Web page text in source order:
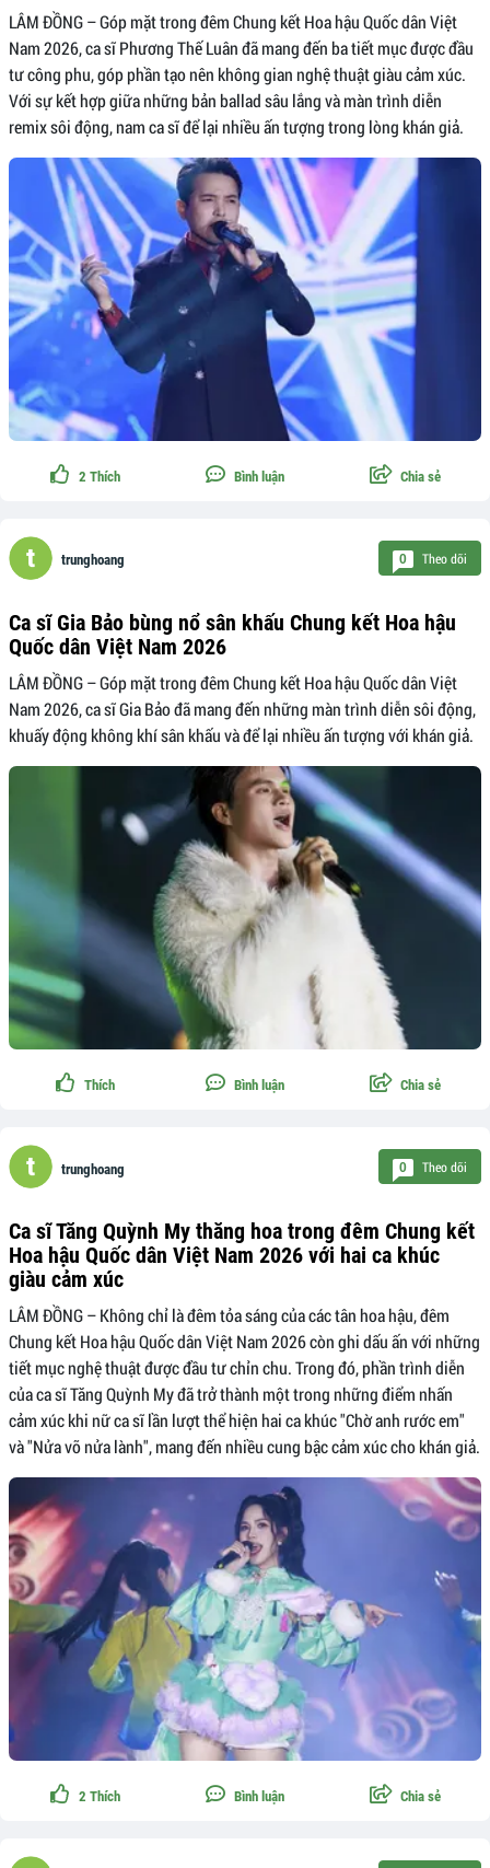
LÂM ĐỒNG – Góp mặt trong đêm Chung kết Hoa hậu Quốc dân Việt
Nam 2026, ca sĩ Phương Thế Luân đã mang đến ba tiết mục được đầu
tư công phu, góp phần tạo nên không gian nghệ thuật giàu cảm xúc.
Với sự kết hợp giữa những bản ballad sâu lắng và màn trình diễn
remix sôi động, nam ca sĩ để lại nhiều ấn tượng trong lòng khán giả.
2 Thích Bình luận Chia sẻ
trunghoang 0 Theo dõi
Ca sĩ Gia Bảo bùng nổ sân khấu Chung kết Hoa hậu
Quốc dân Việt Nam 2026
LÂM ĐỒNG – Góp mặt trong đêm Chung kết Hoa hậu Quốc dân Việt
Nam 2026, ca sĩ Gia Bảo đã mang đến những màn trình diễn sôi động,
khuấy động không khí sân khấu và để lại nhiều ấn tượng với khán giả.
Thích Bình luận Chia sẻ
trunghoang 0 Theo dõi
Ca sĩ Tăng Quỳnh My thăng hoa trong đêm Chung kết
Hoa hậu Quốc dân Việt Nam 2026 với hai ca khúc
giàu cảm xúc
LÂM ĐỒNG – Không chỉ là đêm tỏa sáng của các tân hoa hậu, đêm
Chung kết Hoa hậu Quốc dân Việt Nam 2026 còn ghi dấu ấn với những
tiết mục nghệ thuật được đầu tư chỉn chu. Trong đó, phần trình diễn
của ca sĩ Tăng Quỳnh My đã trở thành một trong những điểm nhấn
cảm xúc khi nữ ca sĩ lần lượt thể hiện hai ca khúc "Chờ anh rước em"
và "Nửa vỡ nửa lành", mang đến nhiều cung bậc cảm xúc cho khán giả.
2 Thích Bình luận Chia sẻ